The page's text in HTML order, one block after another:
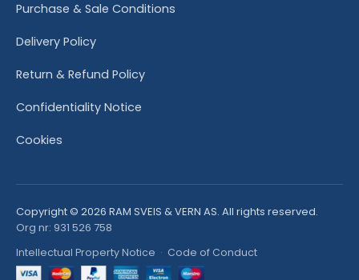
Purchase & Sale Conditions
Delivery Policy
Return & Refund Policy
Confidentiality Notice
Cookies
Copyright © 2026 RAM SVEIS & VERN AS. All rights reserved.
Org nr: 931 526 758
Intellectual Property Notice · Code of Conduct